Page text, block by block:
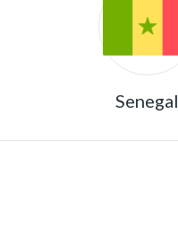
Senegal